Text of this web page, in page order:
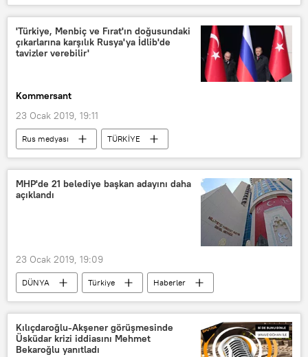
Rusya
Suriye
İsrail
Şam
'Türkiye, Menbiç ve Fırat'ın doğusundaki
çıkarlarına karşılık Rusya'ya İdlib'de
tavizler verebilir'
Kommersant
23 Ocak 2019, 19:11
Rus medyası
TÜRKİYE
Rusya
ABD
Suriye
İdlib
Menbiç
Yaşar Yakış
Oytun Orhan
MHP'de 21 belediye başkan adayını daha
açıklandı
23 Ocak 2019, 19:09
DÜNYA Türkiye
Haberler
TÜRKİYE
Milliyetçi Hareket Partisi (MHP)
Kılıçdaroğlu-Akşener görüşmesinde
Üsküdar krizi iddiasını Mehmet
Bekaroğlu yanıtladı